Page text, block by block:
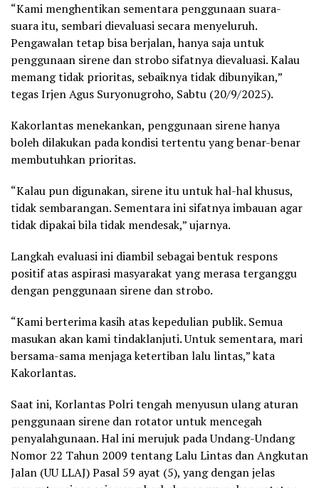
“Kami menghentikan sementara penggunaan suara-
suara itu, sembari dievaluasi secara menyeluruh.
Pengawalan tetap bisa berjalan, hanya saja untuk
penggunaan sirene dan strobo sifatnya dievaluasi. Kalau
memang tidak prioritas, sebaiknya tidak dibunyikan,”
tegas Irjen Agus Suryonugroho, Sabtu (20/9/2025).
Kakorlantas menekankan, penggunaan sirene hanya
boleh dilakukan pada kondisi tertentu yang benar-benar
membutuhkan prioritas.
“Kalau pun digunakan, sirene itu untuk hal-hal khusus,
tidak sembarangan. Sementara ini sifatnya imbauan agar
tidak dipakai bila tidak mendesak,” ujarnya.
Langkah evaluasi ini diambil sebagai bentuk respons
positif atas aspirasi masyarakat yang merasa terganggu
dengan penggunaan sirene dan strobo.
“Kami berterima kasih atas kepedulian publik. Semua
masukan akan kami tindaklanjuti. Untuk sementara, mari
bersama-sama menjaga ketertiban lalu lintas,” kata
Kakorlantas.
Saat ini, Korlantas Polri tengah menyusun ulang aturan
penggunaan sirene dan rotator untuk mencegah
penyalahgunaan. Hal ini merujuk pada Undang-Undang
Nomor 22 Tahun 2009 tentang Lalu Lintas dan Angkutan
Jalan (UU LLAJ) Pasal 59 ayat (5), yang dengan jelas